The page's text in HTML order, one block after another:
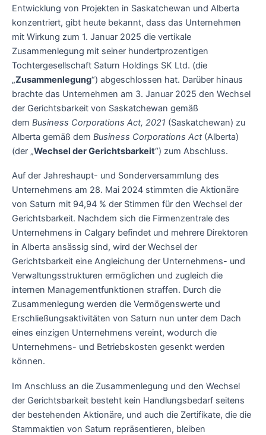
Entwicklung von Projekten in Saskatchewan und Alberta
konzentriert, gibt heute bekannt, dass das Unternehmen
mit Wirkung zum 1. Januar 2025 die vertikale
Zusammenlegung mit seiner hundertprozentigen
Tochtergesellschaft Saturn Holdings SK Ltd. (die
„Zusammenlegung“) abgeschlossen hat. Darüber hinaus
brachte das Unternehmen am 3. Januar 2025 den Wechsel
der Gerichtsbarkeit von Saskatchewan gemäß
dem Business Corporations Act, 2021 (Saskatchewan) zu
Alberta gemäß dem Business Corporations Act(Alberta)
(der „Wechsel der Gerichtsbarkeit“) zum Abschluss.
Auf der Jahreshaupt- und Sonderversammlung des
Unternehmens am 28. Mai 2024 stimmten die Aktionäre
von Saturn mit 94,94 % der Stimmen für den Wechsel der
Gerichtsbarkeit. Nachdem sich die Firmenzentrale des
Unternehmens in Calgary befindet und mehrere Direktoren
in Alberta ansässig sind, wird der Wechsel der
Gerichtsbarkeit eine Angleichung der Unternehmens- und
Verwaltungsstrukturen ermöglichen und zugleich die
internen Managementfunktionen straffen. Durch die
Zusammenlegung werden die Vermögenswerte und
Erschließungsaktivitäten von Saturn nun unter dem Dach
eines einzigen Unternehmens vereint, wodurch die
Unternehmens- und Betriebskosten gesenkt werden
können.
Im Anschluss an die Zusammenlegung und den Wechsel
der Gerichtsbarkeit besteht kein Handlungsbedarf seitens
der bestehenden Aktionäre, und auch die Zertifikate, die die
Stammaktien von Saturn repräsentieren, bleiben